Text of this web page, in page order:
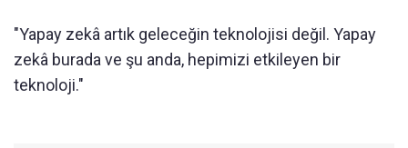
"Yapay zekâ artık geleceğin teknolojisi değil. Yapay
zekâ burada ve şu anda, hepimizi etkileyen bir
teknoloji."